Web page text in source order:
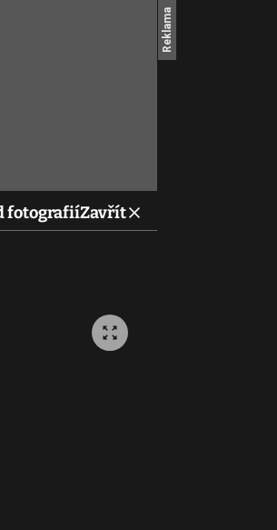
fotografiíZavřít